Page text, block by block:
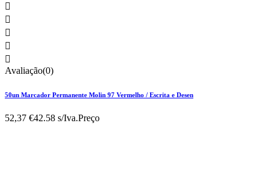





Avaliação(0)
50un Marcador Permanente Molin 97 Vermelho / Escrita e Desen
52,37 €42.58 s/Iva.Preço